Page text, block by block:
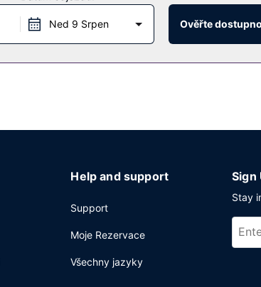
Ned 9 Srpen Ověřte
Help and support
Support
Moje Rezervace
Všechny jazyky
Sign
Stay